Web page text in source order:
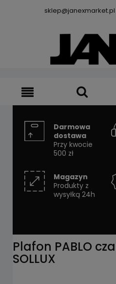
sklep@janexmarket.pl
Darmowa
dostawa
Przy kwocie
500 zł
Magazyn
Produkty z
wysyłką 24h
Plafon PABLO
SOLLUX